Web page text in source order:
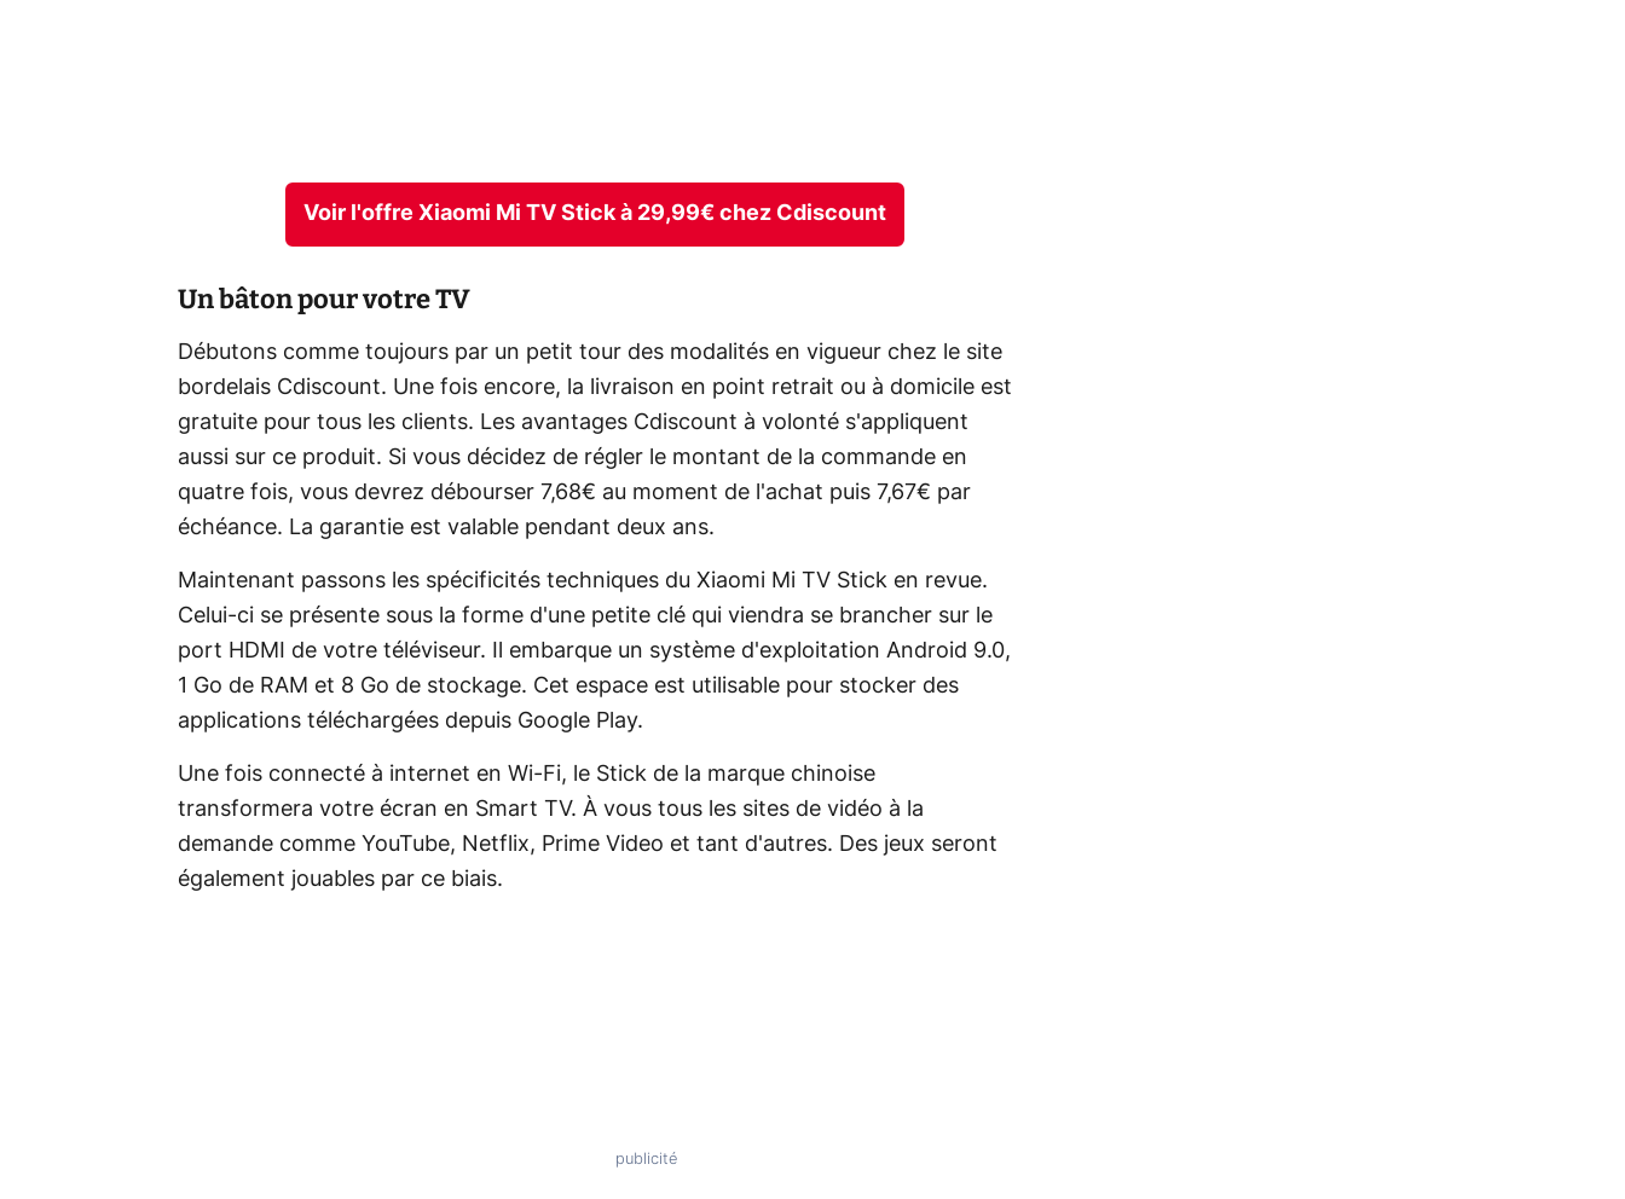
Voir l'offre Xiaomi Mi TV Stick à 29,99€ chez Cdiscount
Un bâton pour votre TV
Débutons comme toujours par un petit tour des modalités en vigueur chez le site
bordelais Cdiscount. Une fois encore, la livraison en point retrait ou à domicile est
gratuite pour tous les clients. Les avantages Cdiscount à volonté s'appliquent
aussi sur ce produit. Si vous décidez de régler le montant de la commande en
quatre fois, vous devrez débourser 7,68€ au moment de l'achat puis 7,67€ par
échéance. La garantie est valable pendant deux ans.
Maintenant passons les spécificités techniques du Xiaomi Mi TV Stick en revue.
Celui-ci se présente sous la forme d'une petite clé qui viendra se brancher sur le
port HDMI de votre téléviseur. Il embarque un système d'exploitation Android 9.0,
1 Go de RAM et 8 Go de stockage. Cet espace est utilisable pour stocker des
applications téléchargées depuis Google Play.
Une fois connecté à internet en Wi-Fi, le Stick de la marque chinoise
transformera votre écran en Smart TV. À vous tous les sites de vidéo à la
demande comme YouTube, Netflix, Prime Video et tant d'autres. Des jeux seront
également jouables par ce biais.